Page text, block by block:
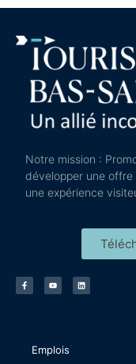
Notre mission :
développer une
une expérience
Emplois